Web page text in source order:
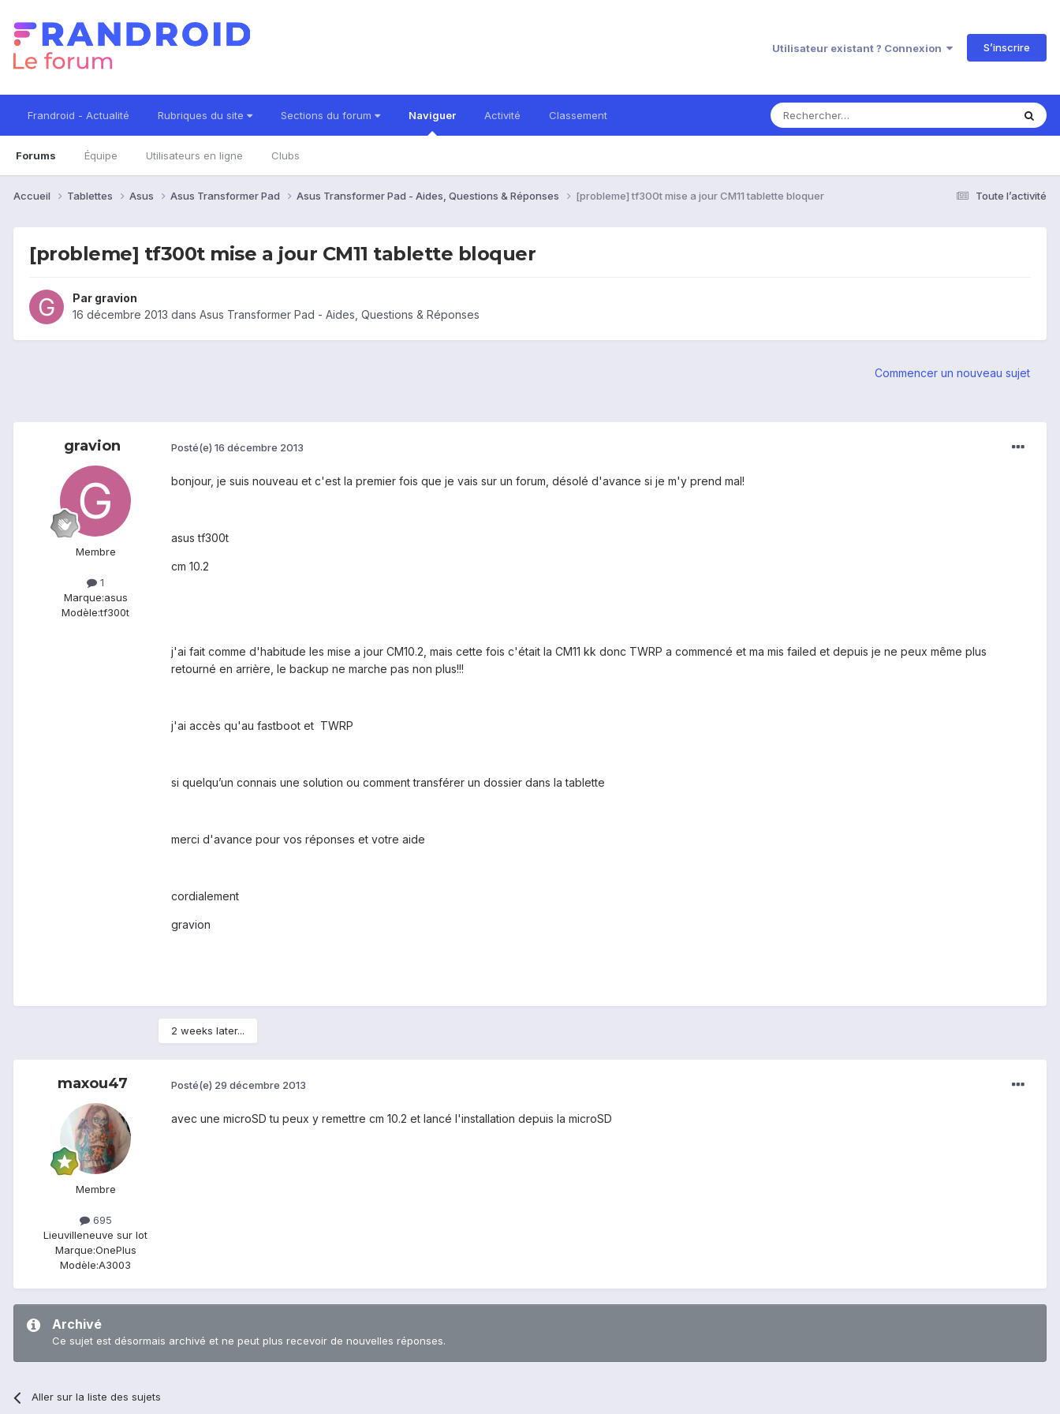
Utilisateur existant ? Connexion S’inscrire
Frandroid - Actualité Rubriques du site Sections du forum Naviguer
Forums Équipe Utilisateurs en ligne Clubs
Activité Classement
Toute l’activité
Accueil Tablettes Asus Asus Transformer Pad Asus Transformer Pad - Aides, Questions & Réponses [probleme] tf300t mise a jour CM11 tablette bloquer
[probleme] tf300t mise a jour CM11 tablette bloquer
Par gravion
16 décembre 2013 dans Asus Transformer Pad - Aides, Questions & Réponses
Commencer un nouveau sujet
gravion
Membre
1
Marque:asus
Modèle:tf300t
Posté(e) 16 décembre 2013
bonjour, je suis nouveau et c'est la premier fois que je vais sur un forum, désolé d'avance si je m'y prend mal!
asus tf300t
cm 10.2
j'ai fait comme d'habitude les mise a jour CM10.2, mais cette fois c'était la CM11 kk donc TWRP a commencé et ma mis failed et depuis je ne peux même plus
retourné en arrière, le backup ne marche pas non plus!!!
j'ai accès qu'au fastboot et TWRP
si quelqu’un connais une solution ou comment transférer un dossier dans la tablette
merci d'avance pour vos réponses et votre aide
cordialement
gravion
2 weeks later...
maxou47
Membre
695
Lieuvilleneuve sur lot
Marque:OnePlus
Modèle:A3003
Posté(e) 29 décembre 2013
avec une microSD tu peux y remettre cm 10.2 et lancé l'installation depuis la microSD
Archivé
Ce sujet est désormais archivé et ne peut plus recevoir de nouvelles réponses.
Aller sur la liste des sujets